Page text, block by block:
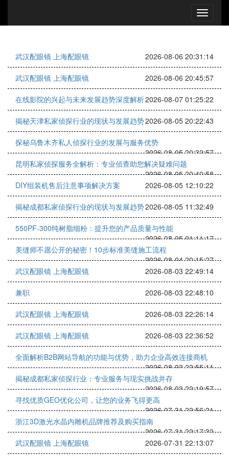
武汉配眼镜 上海配眼镜 2026-08-06 20:31:14
武汉配眼镜 上海配眼镜 2026-08-06 20:45:57
在线影院的兴起与未来发展趋势深度解析2026-08-07 01:25:22
揭秘天津私家侦探行业的现状与发展趋势2026-08-05 20:22:43
探秘乌鲁木齐私人侦探行业的发展与服务优势
2026-08-05 20:32:57
昆明私家侦探服务全解析：专业侦查助您解决疑难问题
2026-08-05 20:40:58
DIY组装机售后注意事项解决方案
2026-08-05 12:10:22
揭秘成都私家侦探行业的现状与发展趋势2026-08-05 11:32:49
550PF-300纯树脂细粉：提升您的产品质量与性能
2026-08-05 01:11:17
美缝师不愿公开的秘密！10步标准美缝施工流程
2026-08-04 20:15:27
武汉配眼镜 上海配眼镜
2026-08-03 22:49:14
兼职 2026-08-03 22:48:10
武汉配眼镜 上海配眼镜 2026-08-03 22:26:14
武汉配眼镜 上海配眼镜 2026-08-03 22:36:52
全面解析B2B网站导航的功能与优势，助力企业高效连接商机
2026-08-03 22:55:11
揭秘成都私家侦探行业：专业服务与现实挑战并存
2026-08-03 22:19:57
寻找优质GEO优化公司，让您的业务飞得更高
2026-07-31 22:56:21
浙江3D激光水晶内雕机品牌推荐及购买指南
2026-07-31 22:17:32
武汉配眼镜 上海配眼镜
2026-07-31 22:13:07